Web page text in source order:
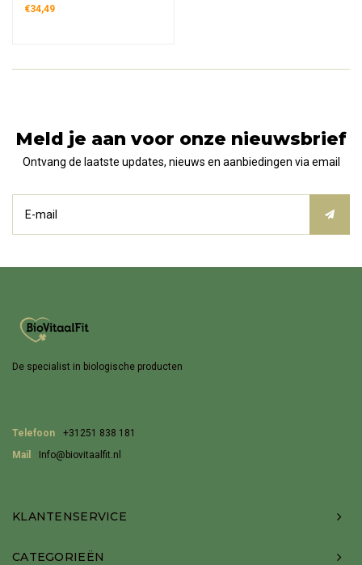
CBG (cannabigerol) staat bekend
€34,49
Meld je aan voor onze nieuwsbrief
Ontvang de laatste updates, nieuws en aanbiedingen via email
De specialist in biologische producten
Telefoon
+31251 838 181
Mail
Info@biovitaalfit.nl
KLANTENSERVICE
CATEGORIEËN